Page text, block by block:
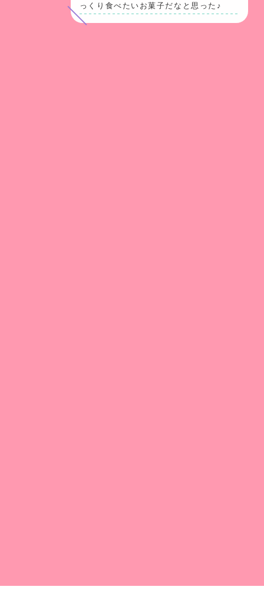
っくり食べたいお菓子だなと思った♪